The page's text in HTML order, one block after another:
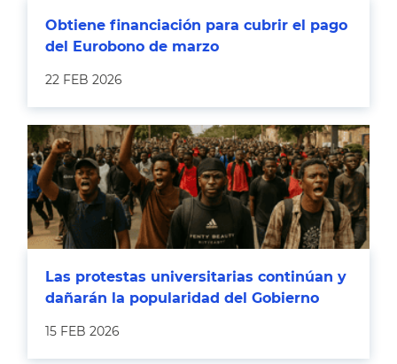
Obtiene financiación para cubrir el pago
del Eurobono de marzo
22 FEB 2026
Las protestas universitarias continúan y
dañarán la popularidad del Gobierno
15 FEB 2026